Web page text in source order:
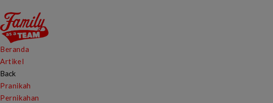
Beranda
Artikel
Back
Pranikah
Pernikahan